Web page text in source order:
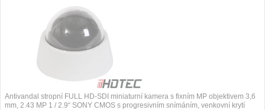
Antivandal stropní FULL HD-SDI miniaturní kamera s fixním MP objektivem 3,6
mm, 2.43 MP 1 / 2.9“ SONY CMOS s progresivním snímáním, venkovní krytí